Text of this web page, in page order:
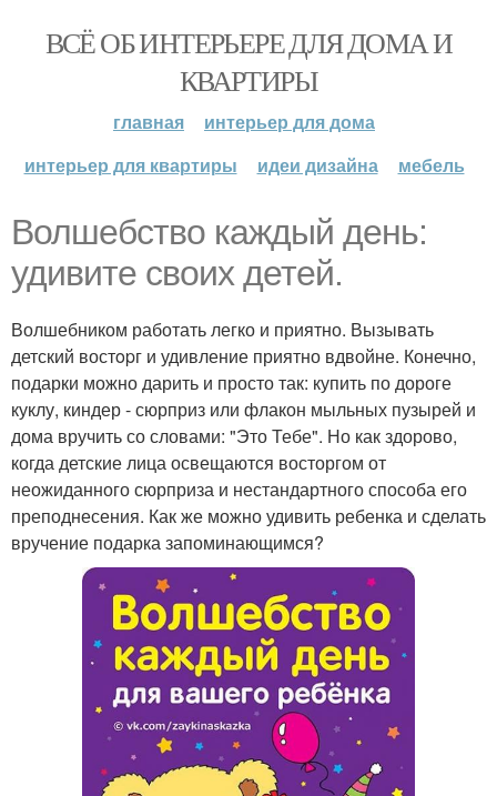
ВСЁ ОБ ИНТЕРЬЕРЕ ДЛЯ ДОМА И
КВАРТИРЫ
главная
интерьер для дома
интерьер для квартиры
идеи дизайна мебель
Волшебство каждый день:
удивите своих детей.
Волшебником работать легко и приятно. Вызывать
детский востopг и удивление приятно вдвойне. Конечно,
подарки можно дарить и просто так: купить по дороге
куклу, киндер - сюрприз или флакон мыльных пузырей и
дома вручить со словами: "Это Тебе". Но как здорово,
когда детские лица освещаются восторгом от
неожиданного сюрприза и нестандартного способа его
преподнесения. Как же можно удивить ребенка и сделать
вручение подарка запоминающимся?